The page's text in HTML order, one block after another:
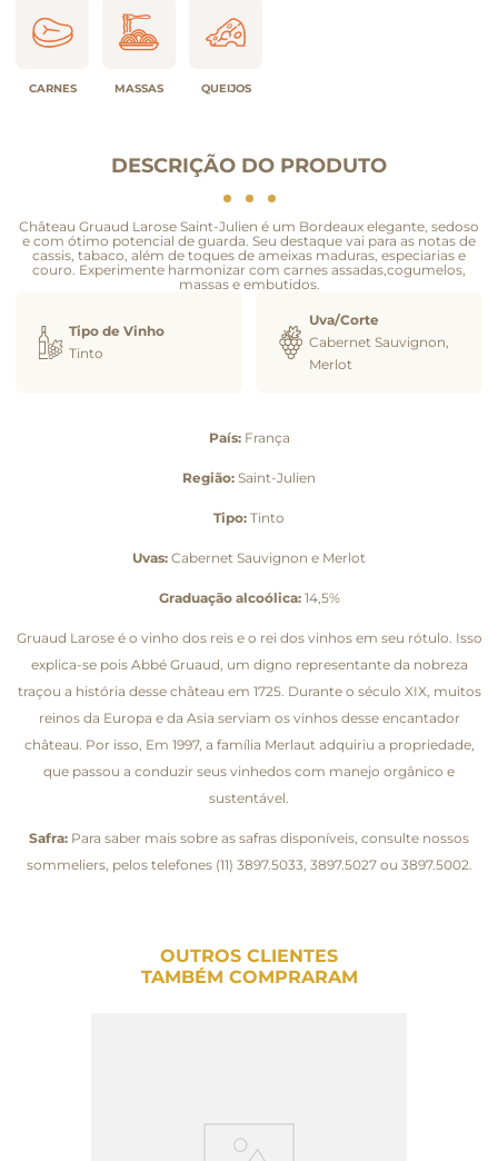
CARNES MASSAS QUEIJOS
DESCRIÇÃO DO PRODUTO
Château Gruaud Larose Saint-Julien é um Bordeaux elegante, sedoso
e com ótimo potencial de guarda. Seu destaque vai para as notas de
cassis, tabaco, além de toques de ameixas maduras, especiarias e
couro. Experimente harmonizar com carnes assadas,cogumelos,
massas e embutidos.
Tipo de Vinho
Tinto
Uva/Corte
Cabernet Sauvignon,
Merlot
País:França
Região: Saint-Julien
Tipo: Tinto
Uvas: Cabernet Sauvignon e Merlot
Graduação alcoólica:14,5%
Gruaud Larose é o vinho dos reis e o rei dos vinhos em seu rótulo. Isso
explica-se pois Abbé Gruaud, um digno representante da nobreza
traçou a história desse château em 1725. Durante o século XIX, muitos
reinos da Europa e da Asia serviam os vinhos desse encantador
château. Por isso, Em 1997, a família Merlaut adquiriu a propriedade,
que passou a conduzir seus vinhedos com manejo orgânico e
sustentável.
Safra: Para saber mais sobre as safras disponíveis, consulte nossos
sommeliers, pelos telefones (11) 3897.5033, 3897.5027 ou 3897.5002.
OUTROS CLIENTES
TAMBÉM COMPRARAM